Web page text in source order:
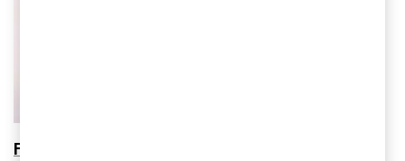
Flest IPO:er i Sverige men störst volym i